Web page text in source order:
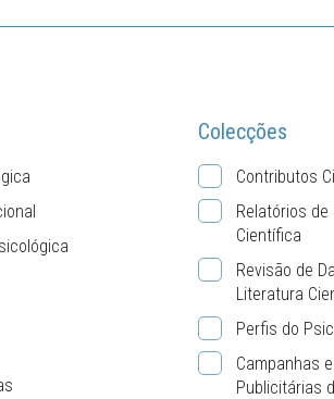
Colecções
Contributos
Relatórios de
Científica
Revisão de
Literatura
Perfis do
Campanhas
Publicitárias